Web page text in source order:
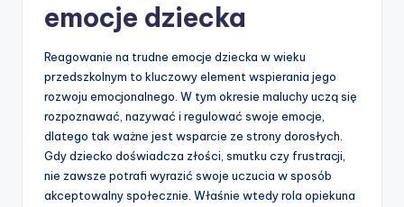
emocje dziecka
Reagowanie na trudne emocje dziecka w wieku
przedszkolnym to kluczowy element wspierania jego
rozwoju emocjonalnego. W tym okresie maluchy uczą się
rozpoznawać, nazywać i regulować swoje emocje,
dlatego tak ważne jest wsparcie ze strony dorosłych.
Gdy dziecko doświadcza złości, smutku czy frustracji,
nie zawsze potrafi wyrazić swoje uczucia w sposób
akceptowalny społecznie. Właśnie wtedy rola opiekuna